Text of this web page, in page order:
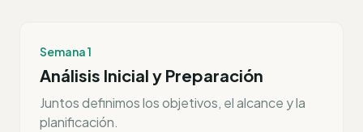
Semana 1
Análisis Inicial y Preparación
Juntos definimos los objetivos, el alcance y la
planificación.